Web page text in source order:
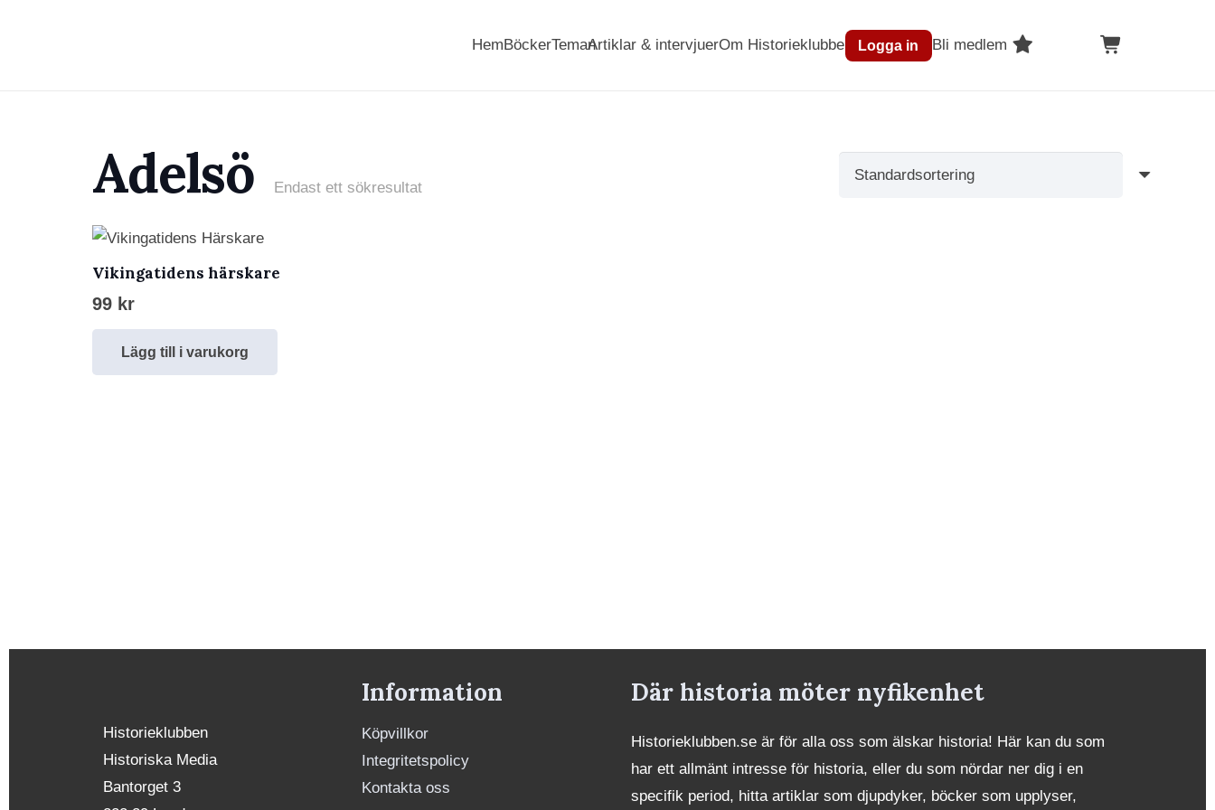
HemBöckerTemanArtiklar & intervjuerOm Historieklubben Logga in Bli medlem
Adelsö Endast ett sökresultat
Vikingatidens härskare
99 kr
Lägg till i varukorg
Historieklubben
Historiska Media
Bantorget 3
Information
Köpvillkor
Integritetspolicy
Kontakta oss
Där historia möter nyfikenhet
Historieklubben.se är för alla oss som älskar historia! Här kan du som
har ett allmänt intresse för historia, eller du som nördar ner dig i en
specifik period, hitta artiklar som djupdyker, böcker som upplyser,